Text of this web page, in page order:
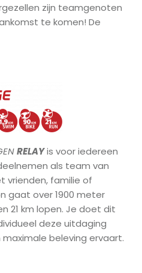
zijn teamgenoten
te komen! De
RELAYis voor iedereen
als team van
vrienden, familie of
gaat over 1900 meter
21 km lopen. Je doet dit
deze uitdaging
beleving ervaart.